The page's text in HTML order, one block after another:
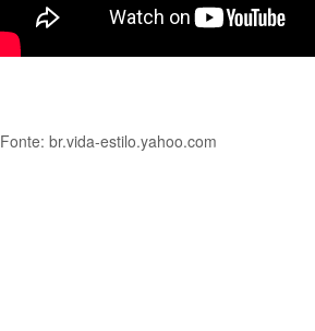
Fonte: br.vida-estilo.yahoo.com